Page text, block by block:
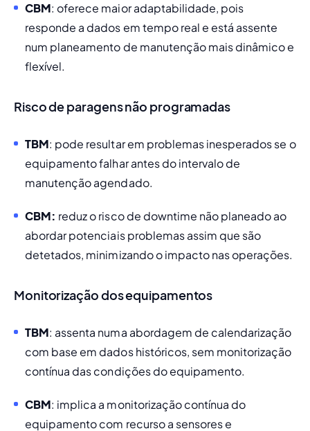
CBM: oferece maior adaptabilidade, pois
responde a dados em tempo real e está assente
num planeamento de manutenção mais dinâmico e
flexível.
Risco de paragens não programadas
TBM: pode resultar em problemas inesperados se o
equipamento falhar antes do intervalo de
manutenção agendado.
CBM: reduz o risco de downtime não planeado ao
abordar potenciais problemas assim que são
detetados, minimizando o impacto nas operações.
Monitorização dos equipamentos
TBM: assenta numa abordagem de calendarização
com base em dados históricos, sem monitorização
contínua das condições do equipamento.
CBM: implica a monitorização contínua do
equipamento com recurso a sensores e